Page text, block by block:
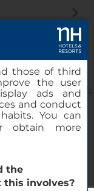
de
Santa Engracia,
those of third
the user
ads and
and conduct
You can
obtain more
the
this involves?